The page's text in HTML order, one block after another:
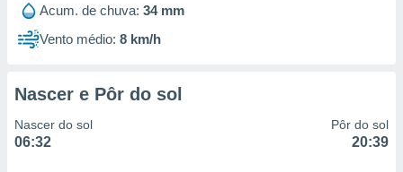
Acum. de chuva: 34 mm
Vento médio: 8 km/h
Nascer e Pôr do sol
Nascer do sol
06:32
Pôr do sol
20:39